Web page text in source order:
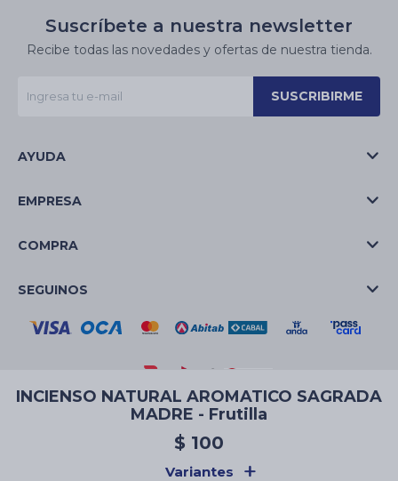
INCIENSO NATURAL AROMATICO SAGRADA
MADRE - Frutilla
$ 100
Variantes
Suscríbete a nuestra newsletter
Recibe todas las novedades y ofertas de nuestra tienda.
SUSCRIBIRME
AYUDA
EMPRESA
COMPRA
SEGUINOS
© Copyright 2026 / La Casa de las Velas